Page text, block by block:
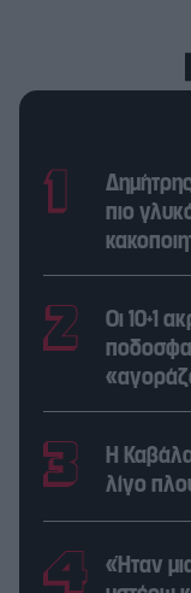
πιο
Οι 10+1
Η
λίγο
«Ήταν